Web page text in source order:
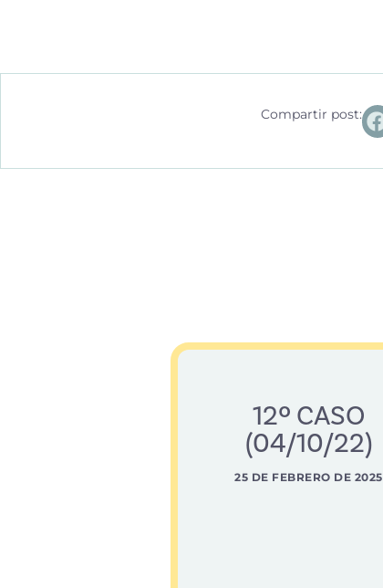
Compartir post:
12º CASO
(04/10/22)
25 DE FEBRERO DE 2025